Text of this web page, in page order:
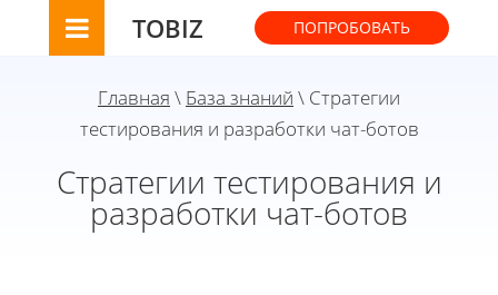
TOBIZ ПОПРОБОВАТЬ
Главная \ База знаний \ Стратегии
тестирования и разработки чат-ботов
Стратегии тестирования и
разработки чат-ботов